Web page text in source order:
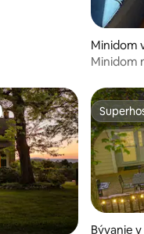
Minidom
Minidom
Bývanie